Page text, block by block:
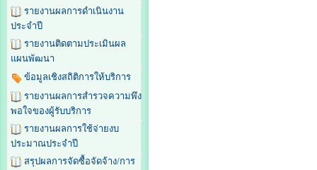
รายงานผลการดำเนินงาน
ประจำปี
รายงานติดตามประเมินผล
แผนพัฒนา
ข้อมูลเชิงสถิติการให้บริการ
รายงานผลการสำรวจความพึง
พอใจของผู้รับบริการ
รายงานผลการใช้จ่ายงบ
ประมาณประจำปี
สรุปผลการจัดซื้อจัดจ้าง/การ